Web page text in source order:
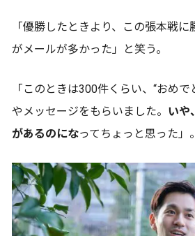
「優勝したときより、この張本戦
がメールが多かった」と笑う。
「このときは300件くらい、“おめ
やメッセージをもらいました。 いや
があるのになってちょっと思った」。